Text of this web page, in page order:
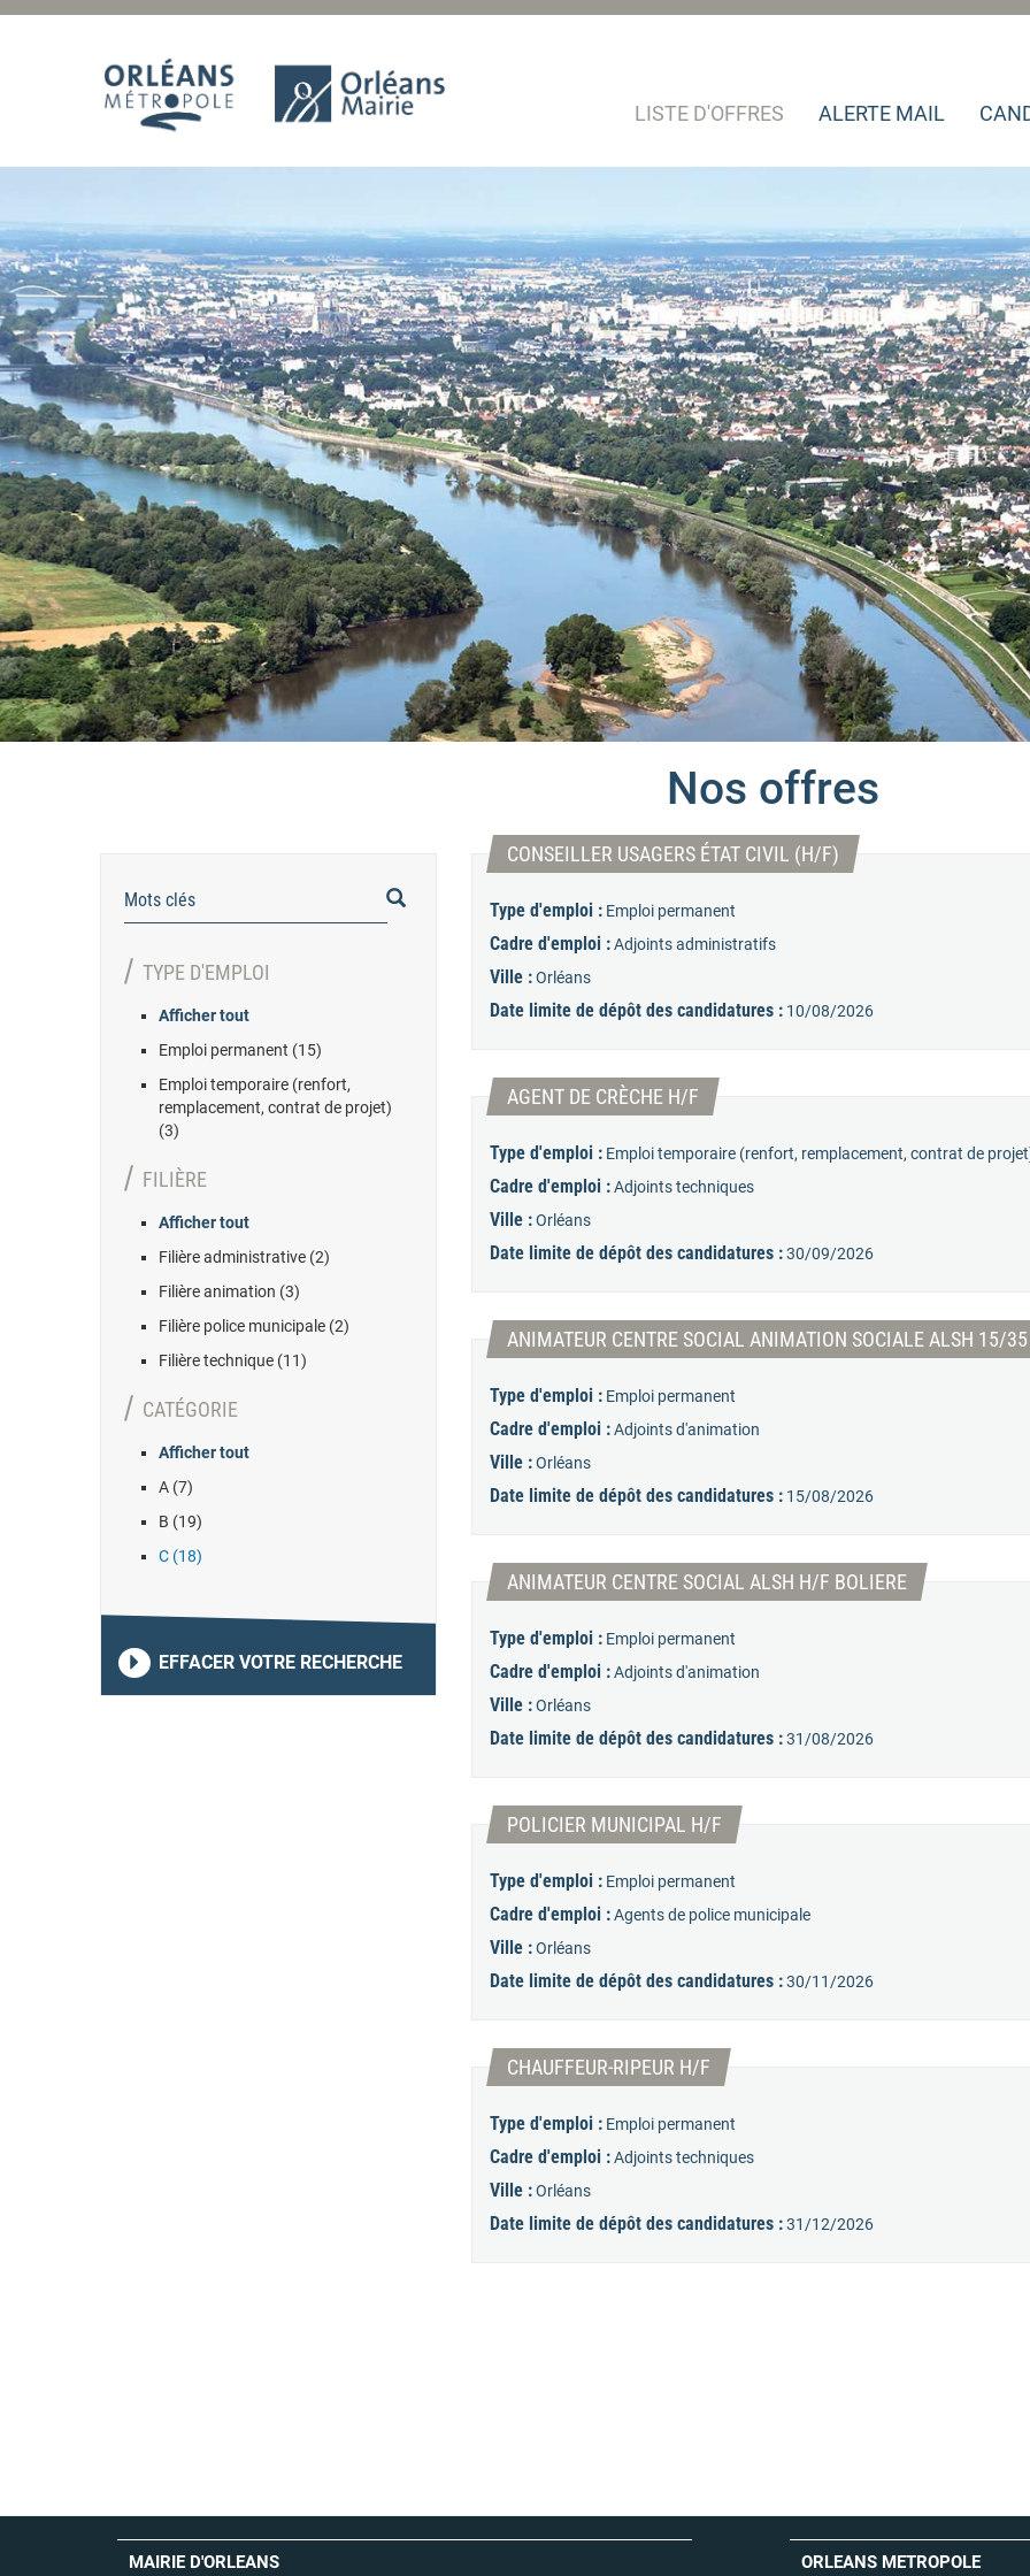
LISTE D'OFFRES ALERTE MAIL
Nos offres
RECHERCHER
TYPE D'EMPLOI
Afficher tout
Emploi permanent (15)
Emploi temporaire (renfort,
remplacement, contrat de projet)
(3)
FILIÈRE
Afficher tout
Filière administrative (2)
Filière animation (3)
Filière police municipale (2)
Filière technique (11)
CATÉGORIE
Afficher tout
A (7)
B (19)
C (18)
EFFACER VOTRE RECHERCHE
CONSEILLER USAGERS ÉTAT CIVIL (H/F)(Nouvelle fenêtre)
Type d'emploi : Emploi permanent
Cadre d'emploi : Adjoints administratifs
Ville : Orléans
Date limite de dépôt des candidatures : 10/08/2026
AGENT DE CRÈCHE H/F(Nouvelle fenêtre)
Type d'emploi : Emploi temporaire (renfort, remplacement, contrat de
Cadre d'emploi : Adjoints techniques
Ville : Orléans
Date limite de dépôt des candidatures : 30/09/2026
ANIMATEUR CENTRE SOCIAL ANIMATION SOCIALE ALSH 15/
Type d'emploi : Emploi permanent
Cadre d'emploi : Adjoints d'animation
Ville : Orléans
Date limite de dépôt des candidatures : 15/08/2026
ANIMATEUR CENTRE SOCIAL ALSH H/F BOLIERE(Nouvelle
Type d'emploi : Emploi permanent
Cadre d'emploi : Adjoints d'animation
Ville : Orléans
Date limite de dépôt des candidatures : 31/08/2026
POLICIER MUNICIPAL H/F(Nouvelle fenêtre)
Type d'emploi : Emploi permanent
Cadre d'emploi : Agents de police municipale
Ville : Orléans
Date limite de dépôt des candidatures : 30/11/2026
CHAUFFEUR-RIPEUR H/F(Nouvelle fenêtre)
Type d'emploi : Emploi permanent
Cadre d'emploi : Adjoints techniques
Ville : Orléans
Date limite de dépôt des candidatures : 31/12/2026
MAIRIE D'ORLEANS ORLEANS METROPOLE
Panneau de gestion des cookies